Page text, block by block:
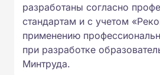
разработаны согласно
стандартам и с учетом
применению
при разработке
Минтруда.